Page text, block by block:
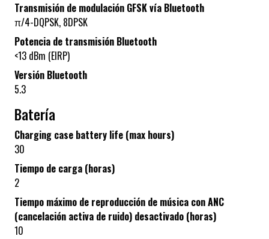
Transmisión de modulación GFSK vía Bluetooth
π/4-DQPSK, 8DPSK
Potencia de transmisión Bluetooth
<13 dBm (EIRP)
Versión Bluetooth
5.3
Batería
Charging case battery life (max hours)
30
Tiempo de carga (horas)
2
Tiempo máximo de reproducción de música con ANC
(cancelación activa de ruido) desactivado (horas)
10